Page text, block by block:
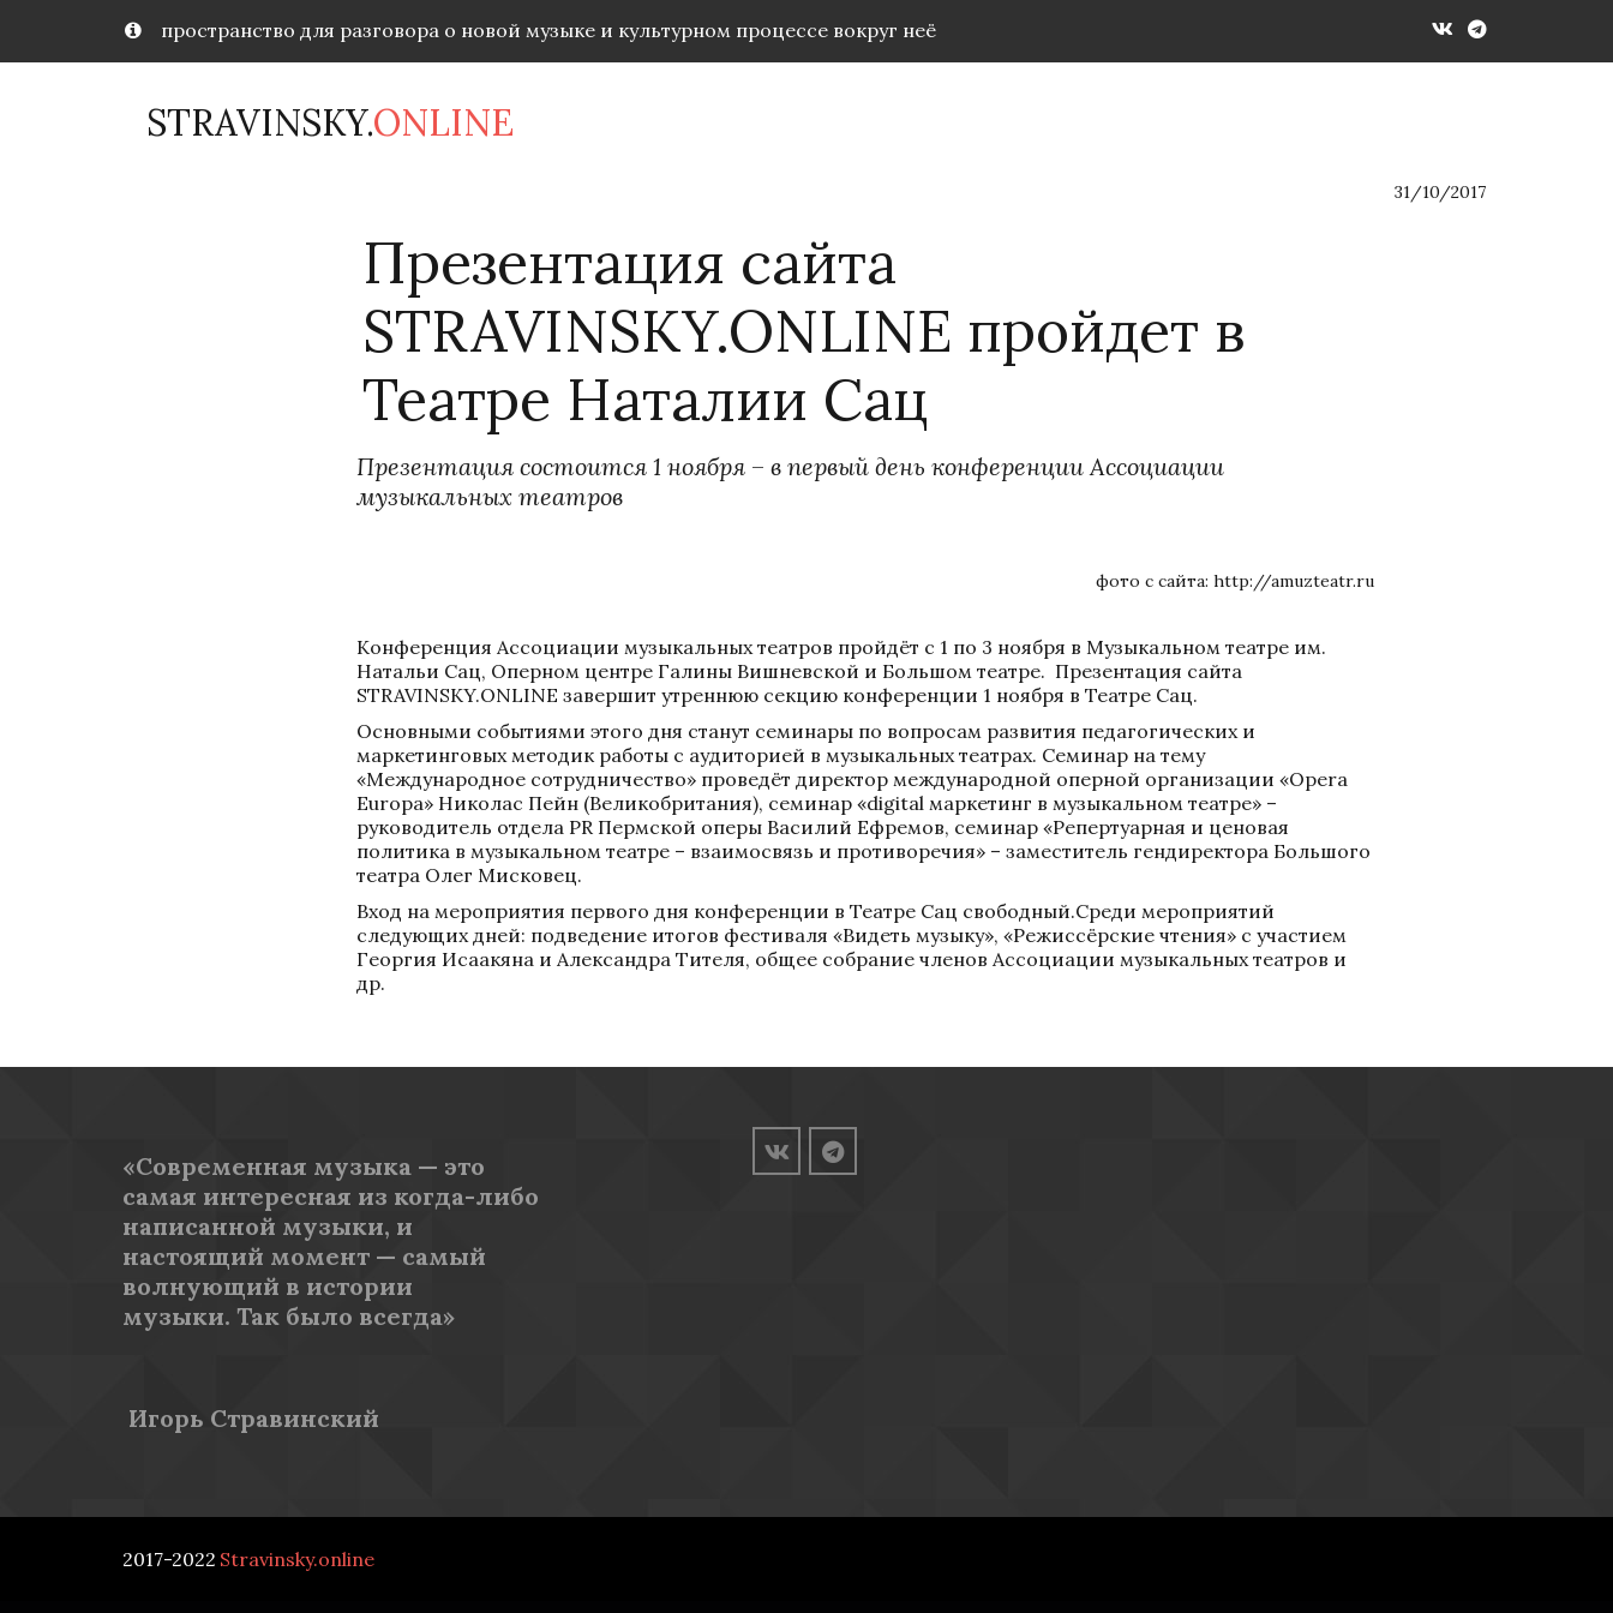
пространство для разговора о новой музыке и культурном процессе вокруг неё
STRAVINSKY.ONLINE
31/10/2017
Презентация сайта
STRAVINSKY.ONLINE пройдет в
Театре Наталии Сац
Презентация состоится 1 ноября – в первый день конференции Ассоциации
музыкальных театров
фото с сайта: http://amuzteatr.ru
Конференция Ассоциации музыкальных театров пройдёт с 1 по 3 ноября в Музыкальном театре им.
Натальи Сац, Оперном центре Галины Вишневской и Большом театре.  Презентация сайта
STRAVINSKY.ONLINE завершит утреннюю секцию конференции 1 ноября в Театре Сац.
Основными событиями этого дня станут семинары по вопросам развития педагогических и
маркетинговых методик работы с аудиторией в музыкальных театрах. Семинар на тему
«Международное сотрудничество» проведёт директор международной оперной организации «Opera
Europa» Николас Пейн (Великобритания), семинар «digital маркетинг в музыкальном театре» –
руководитель отдела PR Пермской оперы Василий Ефремов, семинар «Репертуарная и ценовая
политика в музыкальном театре – взаимосвязь и противоречия» – заместитель гендиректора Большого
театра Олег Мисковец.
Вход на мероприятия первого дня конференции в Театре Сац свободный.Среди мероприятий
следующих дней: подведение итогов фестиваля «Видеть музыку», «Режиссёрские чтения» с участием
Георгия Исаакяна и Александра Тителя, общее собрание членов Ассоциации музыкальных театров и
др.
«Современная музыка — это
самая интересная из когда-либо
написанной музыки, и
настоящий момент — самый
волнующий в истории
музыки. Так было всегда»
Игорь Стравинский
2017-2022 ­Stravinsky.online